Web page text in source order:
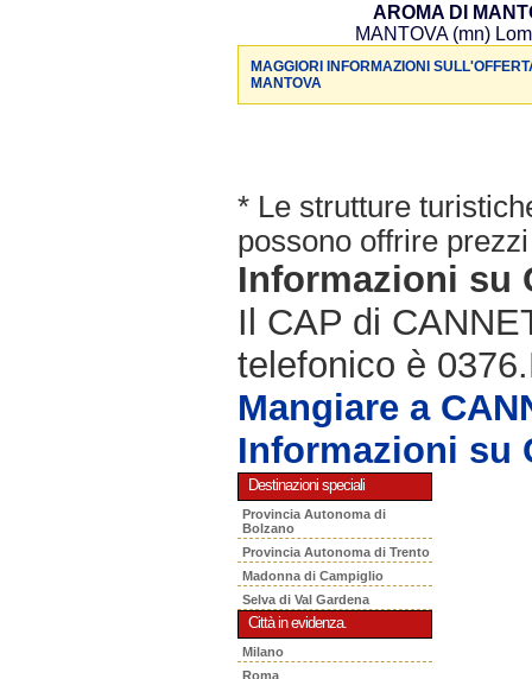
AROMA DI
MANTOVA (mn)
MAGGIORI INFORMAZIONI
MANTOVA
* Le strutture
possono offrire
Informazioni su
Il CAP di
telefonico è
Mangiare a
Informazioni su
Destinazioni speciali
Provincia Autonoma di
Bolzano
Provincia Autonoma di Trento
Madonna di Campiglio
Selva di Val Gardena
Città in evidenza.
Milano
Roma